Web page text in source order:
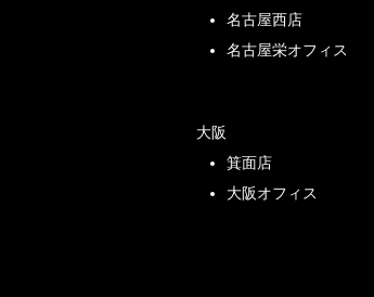
名古屋西店
名古屋栄オフィス
大阪
箕面店
大阪オフィス